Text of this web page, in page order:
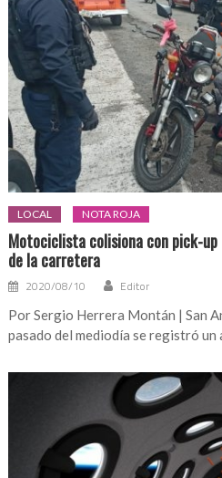
LOCAL NOTA ROJA
Motociclista colisiona con pick-
de la carretera
2020/08/10 Editor
Por Sergio Herrera Montán | San
pasado del mediodía se registró un